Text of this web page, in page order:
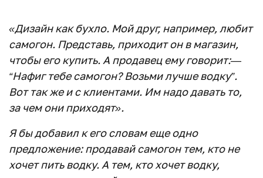
«Дизайн как бухло. Мой друг, например, любит
самогон. Представь, приходит он в магазин,
чтобы его купить. А продавец ему говорит:—
“Нафиг тебе самогон? Возьми лучше водку”.
Вот так же и с клиентами. Им надо давать то,
за чем они приходят».
Я бы добавил к его словам еще одно
предложение: продавай самогон тем, кто не
хочет пить водку. А тем, кто хочет водку,